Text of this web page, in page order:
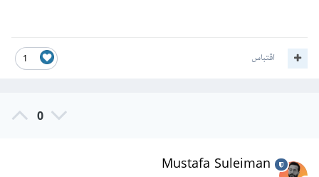
1 اقتباس
0
Mustafa Suleiman